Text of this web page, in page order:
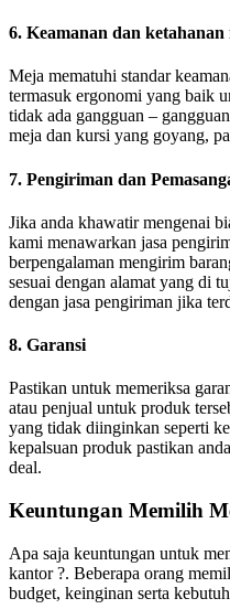
6. Keamanan dan ketahanan
Meja mematuhi standar
termasuk ergonomi yang baik
tidak ada gangguan –
meja dan kursi yang goyang,
7. Pengiriman dan
Jika anda khawatir mengenai
kami menawarkan jasa
berpengalaman mengirim
sesuai dengan alamat yang di
dengan jasa pengiriman jika
8. Garansi
Pastikan untuk memeriksa
atau penjual untuk produk
yang tidak diinginkan seperti
kepalsuan produk pastikan
deal.
Keuntungan Memilih
Apa saja keuntungan untuk
kantor ?. Beberapa orang
budget, keinginan serta